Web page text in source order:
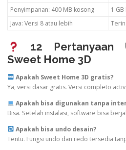
Penyimpanan: 400 MB kosong
1
Java: Versi 8 atau lebih
12 Pertanyaan
Sweet Home 3D
Apakah Sweet Home 3D gratis?
Ya, versi dasar gratis. Versi completo
Apakah bisa digunakan tanpa
Bisa. Setelah instalasi, software bisa
Apakah bisa undo desain?
Tentu. Fungsi undo dan redo tersedia